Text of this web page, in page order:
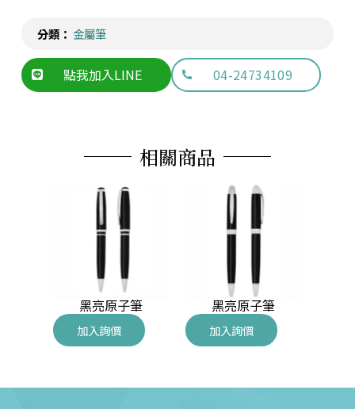
分類： 金屬筆
點我加入LINE 04-24734109
相關商品
黑亮原子筆
加入詢價
黑亮原子筆
加入詢價